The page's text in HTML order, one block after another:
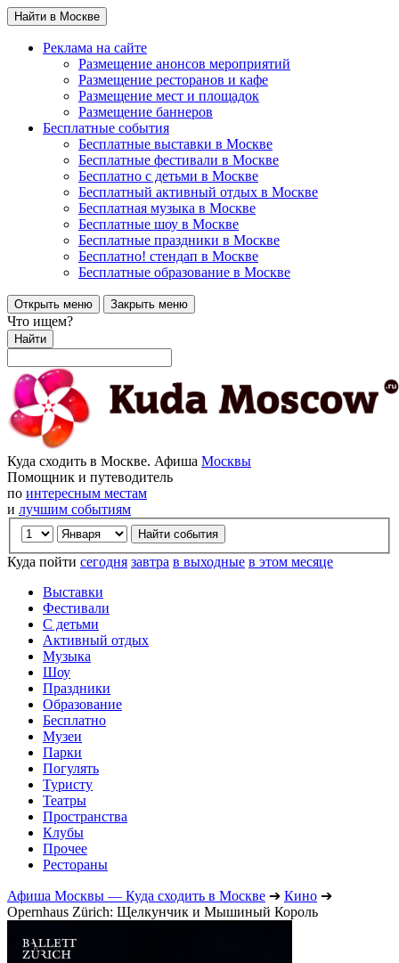
Найти в Москве
Реклама на сайте
Размещение анонсов мероприятий
Размещение ресторанов и кафе
Размещение мест и площадок
Размещение баннеров
Бесплатные события
Бесплатные выставки в Москве
Бесплатные фестивали в Москве
Бесплатно с детьми в Москве
Бесплатный активный отдых в Москве
Бесплатная музыка в Москве
Бесплатные шоу в Москве
Бесплатные праздники в Москве
Бесплатно! стендап в Москве
Бесплатные образование в Москве
Открыть меню Закрыть меню
Что ищем?
Найти
Куда сходить в Москве. Афиша Москвы
Помощник и путеводитель
по интересным местам
и лучшим событиям
Куда пойти сегодня завтра в выходные в этом месяце
Выставки
Фестивали
С детьми
Активный отдых
Музыка
Шоу
Праздники
Образование
Бесплатно
Музеи
Парки
Погулять
Туристу
Театры
Пространства
Клубы
Прочее
Рестораны
Афиша Москвы — Куда сходить в Москве ➔ Кино ➔
Opernhaus Zürich: Щелкунчик и Мышиный Король